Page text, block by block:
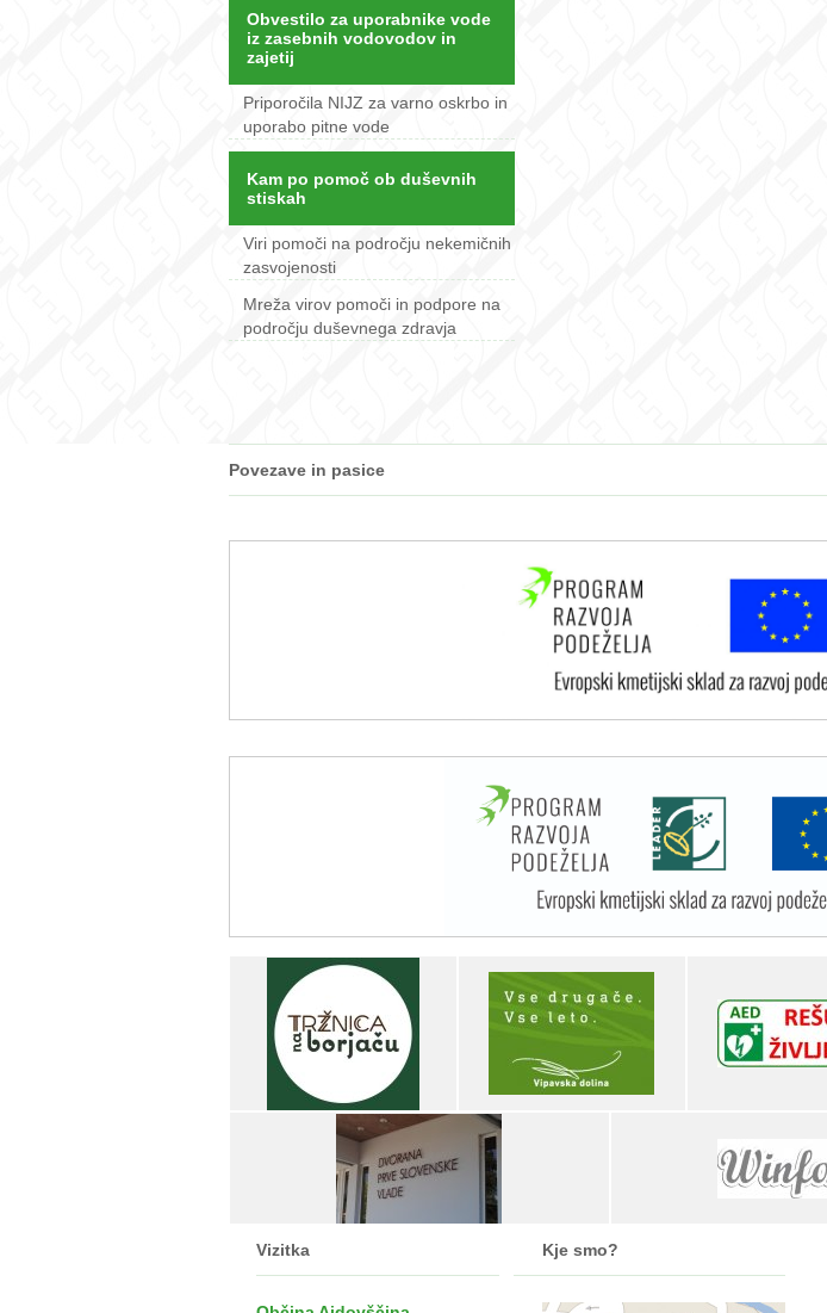
Obvestilo za uporabnike vode
iz zasebnih vodovodov in
zajetij
Priporočila NIJZ za varno oskrbo in
uporabo pitne vode
Kam po pomoč ob duševnih
stiskah
Viri pomoči na področju nekemičnih
zasvojenosti
Mreža virov pomoči in podpore na
področju duševnega zdravja
Povezave in pasice
Vizitka Kje smo?